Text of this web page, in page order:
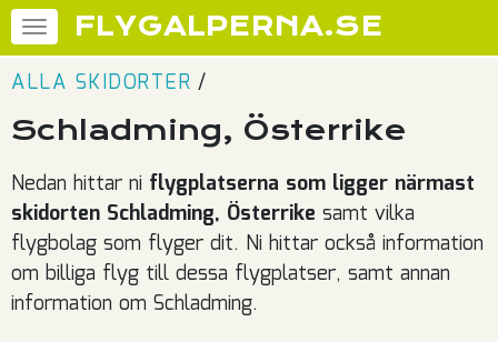
FLYGALPERNA.SE
ALLA SKIDORTER /
Schladming, Österrike
Nedan hittar ni flygplatserna som ligger närmast
skidorten Schladming, Österrike samt vilka
flygbolag som flyger dit. Ni hittar också information
om billiga flyg till dessa flygplatser, samt annan
information om Schladming.